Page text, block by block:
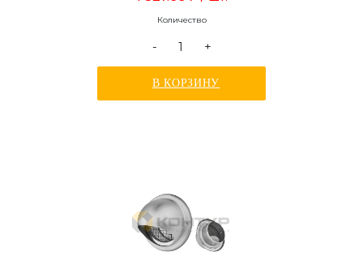
Количество
- +
В КОРЗИНУ